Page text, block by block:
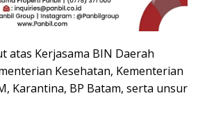
atas Kerjasama BIN Daerah
Kesehatan, Kementerian
Karantina, BP Batam, serta unsur